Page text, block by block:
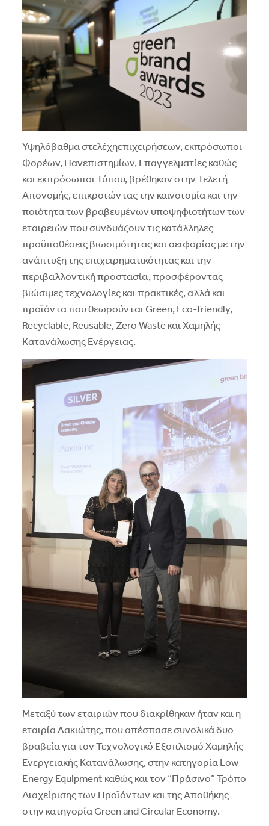
Υψηλόβαθμα στελέχηεπιχειρήσεων, εκπρόσωποι
Φορέων, Πανεπιστημίων, Επαγγελματίες καθώς
και εκπρόσωποι Τύπου, βρέθηκαν στην Τελετή
Απονομής, επικροτώντας την καινοτομία και την
ποιότητα των βραβευμένων υποψηφιοτήτων των
εταιρειών που συνδυάζουν τις κατάλληλες
προϋποθέσεις βιωσιμότητας και αειφορίας με την
ανάπτυξη της επιχειρηματικότητας και την
περιβαλλοντική προστασία, προσφέροντας
βιώσιμες τεχνολογίες και πρακτικές, αλλά και
προϊόντα που θεωρούνται Green, Eco-friendly,
Recyclable, Reusable, Zero Waste και Χαμηλής
Κατανάλωσης Ενέργειας.
Μεταξύ των εταιριών που διακρίθηκαν ήταν και η
εταιρία Λακιώτης, που απέσπασε συνολικά δυο
βραβεία για τον Τεχνολογικό Εξοπλισμό Χαμηλής
Ενεργειακής Κατανάλωσης, στην κατηγορία Low
Energy Equipment καθώς και τον “Πράσινο” Τρόπο
Διαχείρισης των Προϊόντων και της Αποθήκης
στην κατηγορία Green and Circular Economy.